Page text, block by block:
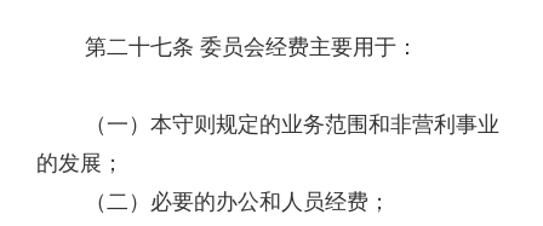
第二十七条 委员会经费主要用于：
（一）本守则规定的业务范围和非营利事业
的发展；
（二）必要的办公和人员经费；